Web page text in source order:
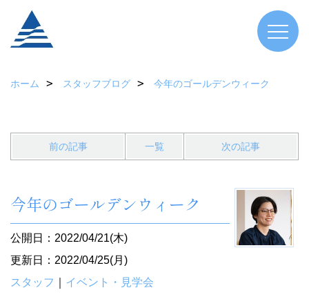
ホーム スタッフブログ 今年のゴールデンウィーク
前の記事 一覧 次の記事
今年のゴールデンウィーク
公開日：2022/04/21(木)
更新日：2022/04/25(月)
スタッフ
イベント・見学会